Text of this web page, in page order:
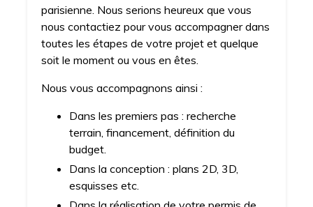
parisienne. Nous serions heureux que vous
nous contactiez pour vous accompagner dans
toutes les étapes de votre projet et quelque
soit le moment ou vous en êtes.
Nous vous accompagnons ainsi :
Dans les premiers pas : recherche
terrain, financement, définition du
budget.
Dans la conception : plans 2D, 3D,
esquisses etc.